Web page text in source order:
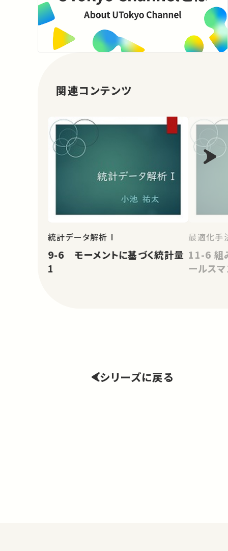
関連コンテンツ
統計データ解析 I
9-6 モーメントに基づく統計量
1
最適化手
11-6 組
ールス
シリーズに戻る